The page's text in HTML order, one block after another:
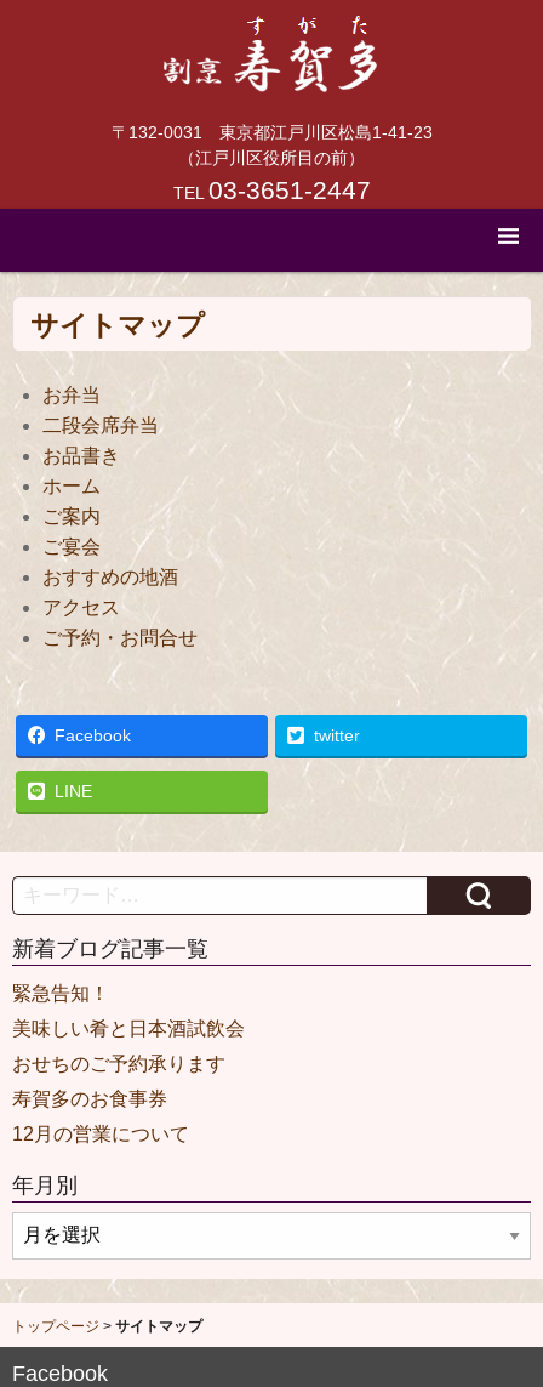
〒132-0031 東京都江戸川区松島1-41-23
（江戸川区役所目の前）
TEL 03-3651-2447
サイトマップ
お弁当
二段会席弁当
お品書き
ホーム
ご案内
ご宴会
おすすめの地酒
アクセス
ご予約・お問合せ
Facebook twitter
LINE
Search
新着ブログ記事一覧
緊急告知！
美味しい肴と日本酒試飲会
おせちのご予約承ります
寿賀多のお食事券
12月の営業について
年月別
月
別
トップページ > サイトマップ
Facebook